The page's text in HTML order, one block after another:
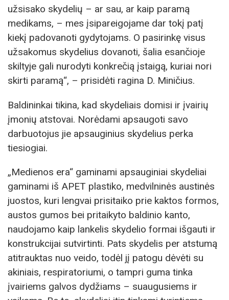
užsisako skydelių – ar sau, ar kaip paramą
medikams, – mes įsipareigojame dar tokį patį
kiekį padovanoti gydytojams. O pasirinkę visus
užsakomus skydelius dovanoti, šalia esančioje
skiltyje gali nurodyti konkrečią įstaigą, kuriai nori
skirti paramą“, – prisidėti ragina D. Miničius.
Baldininkai tikina, kad skydeliais domisi ir įvairių
įmonių atstovai. Norėdami apsaugoti savo
darbuotojus jie apsauginius skydelius perka
tiesiogiai.
„Medienos era“ gaminami apsauginiai skydeliai
gaminami iš APET plastiko, medvilninės austinės
juostos, kuri lengvai prisitaiko prie kaktos formos,
austos gumos bei pritaikyto baldinio kanto,
naudojamo kaip lankelis skydelio formai išgauti ir
konstrukcijai sutvirtinti. Pats skydelis per atstumą
atitrauktas nuo veido, todėl jį patogu dėvėti su
akiniais, respiratoriumi, o tampri guma tinka
įvairiems galvos dydžiams – suaugusiems ir